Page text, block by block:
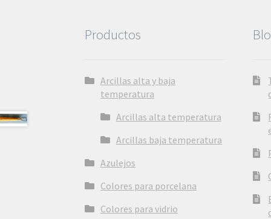
Productos
Arcillas alta y baja
temperatura
Arcillas alta temperatura
Arcillas baja temperatura
Azulejos
Colores para porcelana
Colores para vidrio